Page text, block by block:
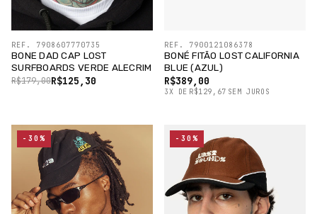
BONE DAD CAP LOST
SURFBOARDS VERDE ALECRIM
R$125,30
R$179,00
REF. 7908607770735
BONÉ FITÃO LOST CALIFORNIA
BLUE (AZUL)
R$389,00
3X DE R$129,67 SEM JUROS
REF. 7900121086378
-30% -30%